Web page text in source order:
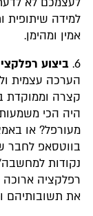
לעצמכם לא
למידה שיתופית
אמין ומהימן.
6. ביצוע
הערכה עצמית
קצרה וממוקדת
היה הכי
מעורפל? או
בווטסאפ לחבר
נקודות
רפלקציה ארוכה
את תשובותיהם